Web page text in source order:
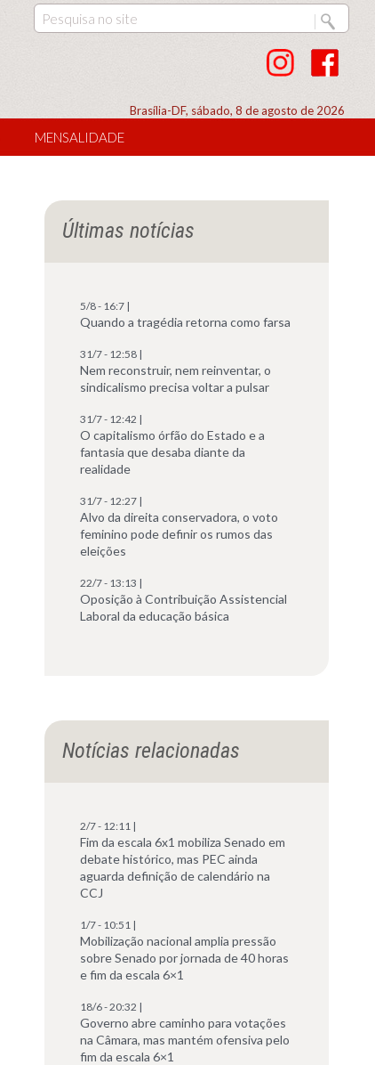
Brasília-DF, sábado, 8 de agosto de 2026
MENSALIDADE
Últimas notícias
5/8 - 16:7 |
Quando a tragédia retorna como farsa
31/7 - 12:58 |
Nem reconstruir, nem reinventar, o
sindicalismo precisa voltar a pulsar
31/7 - 12:42 |
O capitalismo órfão do Estado e a
fantasia que desaba diante da
realidade
31/7 - 12:27 |
Alvo da direita conservadora, o voto
feminino pode definir os rumos das
eleições
22/7 - 13:13 |
Oposição à Contribuição Assistencial
Laboral da educação básica
Notícias relacionadas
2/7 - 12:11 |
Fim da escala 6x1 mobiliza Senado em
debate histórico, mas PEC ainda
aguarda definição de calendário na
CCJ
1/7 - 10:51 |
Mobilização nacional amplia pressão
sobre Senado por jornada de 40 horas
e fim da escala 6×1
18/6 - 20:32 |
Governo abre caminho para votações
na Câmara, mas mantém ofensiva pelo
fim da escala 6×1